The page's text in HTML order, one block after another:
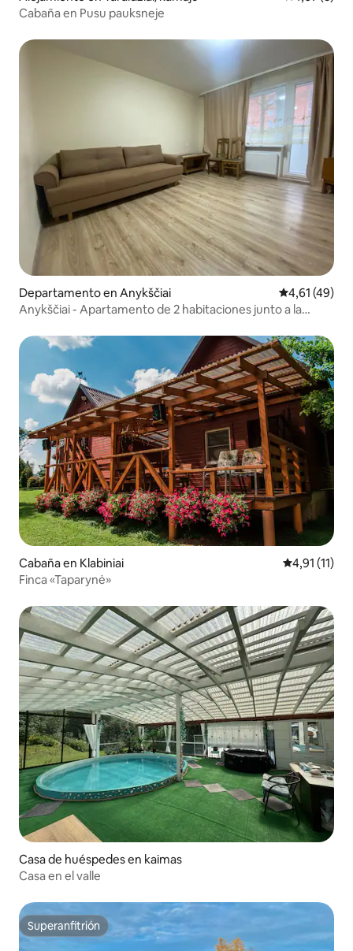
Cabaña en Pusu pauksneje
Departamento en Anykščiai Calificación
4,61 (49)
Anykščiai - Apartamento de 2 habitaciones junto a la
Cabaña en Klabiniai Calificación
4,91 (11)
Finca «Taparynė»
Casa de huéspedes en kaimas
Casa en el valle
Superanfitrión
Superanfitrión